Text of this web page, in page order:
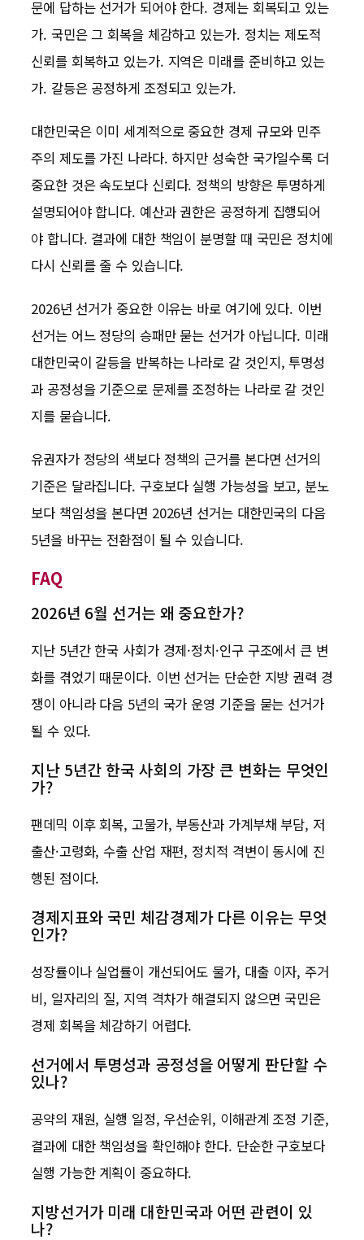
문에 답하는 선거가 되어야 한다. 경제는 회복되고 있는
가. 국민은 그 회복을 체감하고 있는가. 정치는 제도적
신뢰를 회복하고 있는가. 지역은 미래를 준비하고 있는
가. 갈등은 공정하게 조정되고 있는가.
대한민국은 이미 세계적으로 중요한 경제 규모와 민주
주의 제도를 가진 나라다. 하지만 성숙한 국가일수록 더
중요한 것은 속도보다 신뢰다. 정책의 방향은 투명하게
설명되어야 합니다. 예산과 권한은 공정하게 집행되어
야 합니다. 결과에 대한 책임이 분명할 때 국민은 정치에
다시 신뢰를 줄 수 있습니다.
2026년 선거가 중요한 이유는 바로 여기에 있다. 이번
선거는 어느 정당의 승패만 묻는 선거가 아닙니다. 미래
대한민국이 갈등을 반복하는 나라로 갈 것인지, 투명성
과 공정성을 기준으로 문제를 조정하는 나라로 갈 것인
지를 묻습니다.
유권자가 정당의 색보다 정책의 근거를 본다면 선거의
기준은 달라집니다. 구호보다 실행 가능성을 보고, 분노
보다 책임성을 본다면 2026년 선거는 대한민국의 다음
5년을 바꾸는 전환점이 될 수 있습니다.
FAQ
2026년 6월 선거는 왜 중요한가?
지난 5년간 한국 사회가 경제·정치·인구 구조에서 큰 변
화를 겪었기 때문이다. 이번 선거는 단순한 지방 권력 경
쟁이 아니라 다음 5년의 국가 운영 기준을 묻는 선거가
될 수 있다.
지난 5년간 한국 사회의 가장 큰 변화는 무엇인
가?
팬데믹 이후 회복, 고물가, 부동산과 가계부채 부담, 저
출산·고령화, 수출 산업 재편, 정치적 격변이 동시에 진
행된 점이다.
경제지표와 국민 체감경제가 다른 이유는 무엇
인가?
성장률이나 실업률이 개선되어도 물가, 대출 이자, 주거
비, 일자리의 질, 지역 격차가 해결되지 않으면 국민은
경제 회복을 체감하기 어렵다.
선거에서 투명성과 공정성을 어떻게 판단할 수
있나?
공약의 재원, 실행 일정, 우선순위, 이해관계 조정 기준,
결과에 대한 책임성을 확인해야 한다. 단순한 구호보다
실행 가능한 계획이 중요하다.
지방선거가 미래 대한민국과 어떤 관련이 있
나?